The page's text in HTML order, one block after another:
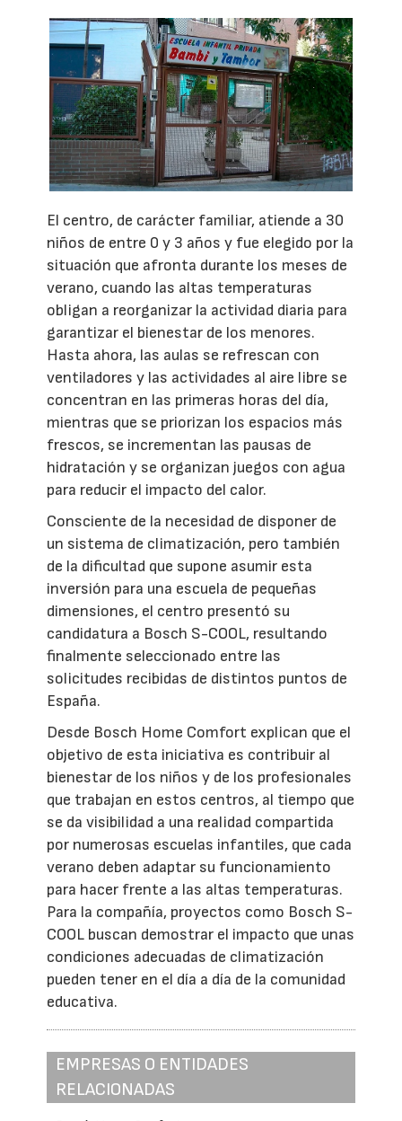
El centro, de carácter familiar, atiende a 30
niños de entre 0 y 3 años y fue elegido por la
situación que afronta durante los meses de
verano, cuando las altas temperaturas
obligan a reorganizar la actividad diaria para
garantizar el bienestar de los menores.
Hasta ahora, las aulas se refrescan con
ventiladores y las actividades al aire libre se
concentran en las primeras horas del día,
mientras que se priorizan los espacios más
frescos, se incrementan las pausas de
hidratación y se organizan juegos con agua
para reducir el impacto del calor.
Consciente de la necesidad de disponer de
un sistema de climatización, pero también
de la dificultad que supone asumir esta
inversión para una escuela de pequeñas
dimensiones, el centro presentó su
candidatura a Bosch S-COOL, resultando
finalmente seleccionado entre las
solicitudes recibidas de distintos puntos de
España.
Desde Bosch Home Comfort explican que el
objetivo de esta iniciativa es contribuir al
bienestar de los niños y de los profesionales
que trabajan en estos centros, al tiempo que
se da visibilidad a una realidad compartida
por numerosas escuelas infantiles, que cada
verano deben adaptar su funcionamiento
para hacer frente a las altas temperaturas.
Para la compañía, proyectos como Bosch S-
COOL buscan demostrar el impacto que unas
condiciones adecuadas de climatización
pueden tener en el día a día de la comunidad
educativa.
EMPRESAS O ENTIDADES
RELACIONADAS